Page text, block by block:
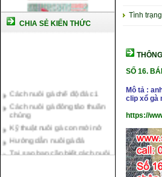
CHIA SẺ KIẾN THỨC
Cách nuôi gà đông tảo thuần
chủng
Kỹ thuật nuôi gà con mới nở
Hướng dẫn nuôi gà đá
Tại sao bạn cần biết cách nuôi
gà chọi ?
Tình
SỐ 16.
Mô tả :
clip xổ gà
https://